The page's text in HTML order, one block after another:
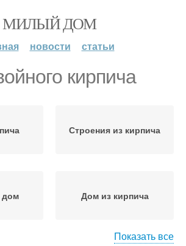
МИЛЫЙ ДОМ
новости статьи
кирпича
Строения из кирпича
дом Дом из кирпича
Показать все